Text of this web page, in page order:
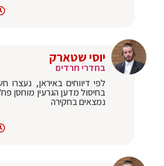
יוסי שטארק
בחדרי חרדים
לפי דיווחים באיראן, נעצרו
בחיסול מדען הגרעין מוחסן
נמצאים בחקירה